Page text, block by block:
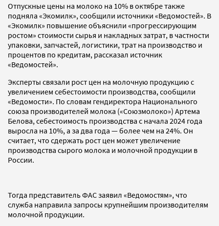
Отпускные цены на молоко на 10% в октябре также
подняла «Экомилк», сообщили источники «Ведомостей». В
«Экомилк» повышение объяснили «прогрессирующим
ростом» стоимости сырья и накладных затрат, в частности
упаковки, запчастей, логистики, трат на производство и
процентов по кредитам, рассказал источник
«Ведомостей».
Эксперты связали рост цен на молочную продукцию с
увеличением себестоимости производства, сообщили
«Ведомости». По словам гендиректора Национального
союза производителей молока («Союзмолоко») Артема
Белова, себестоимость производства с начала 2024 года
выросла на 10%, а за два года — более чем на 24%. Он
считает, что сдержать рост цен может увеличение
производства сырого молока и молочной продукции в
России.
Тогда представитель ФАС заявил «Ведомостям», что
служба направила запросы крупнейшим производителям
молочной продукции.